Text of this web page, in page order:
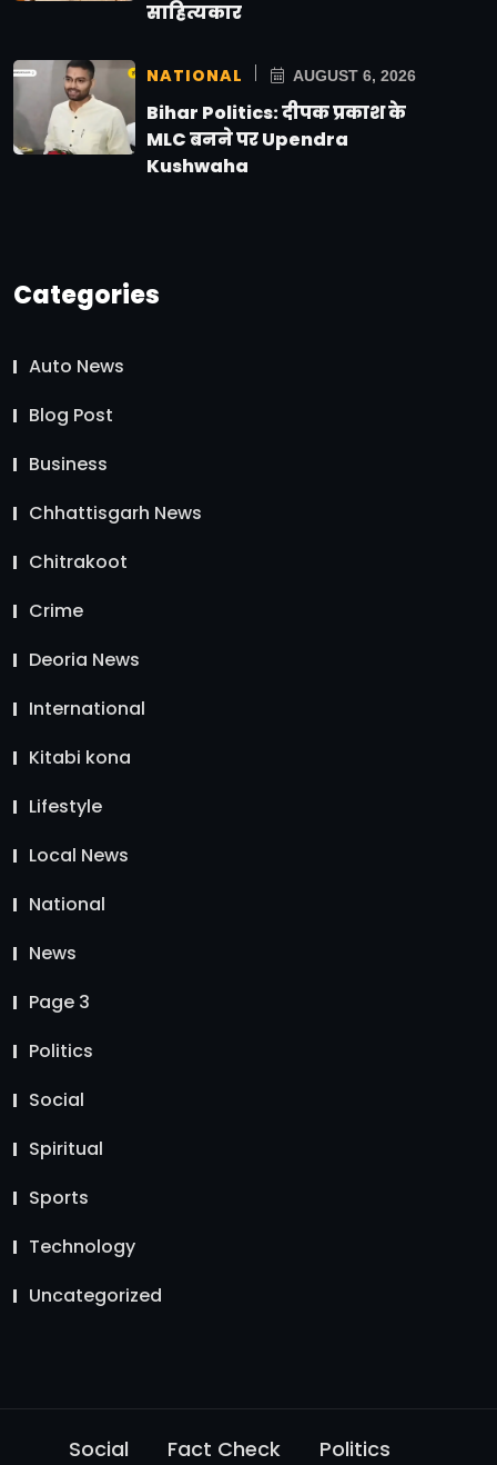
साहित्यकार
NATIONAL AUGUST 6, 2026
Bihar Politics: दीपक प्रकाश के
MLC बनने पर Upendra
Kushwaha
Categories
Auto News
Blog Post
Business
Chhattisgarh News
Chitrakoot
Crime
Deoria News
International
Kitabi kona
Lifestyle
Local News
National
News
Page 3
Politics
Social
Spiritual
Sports
Technology
Uncategorized
Social Fact Check Politics